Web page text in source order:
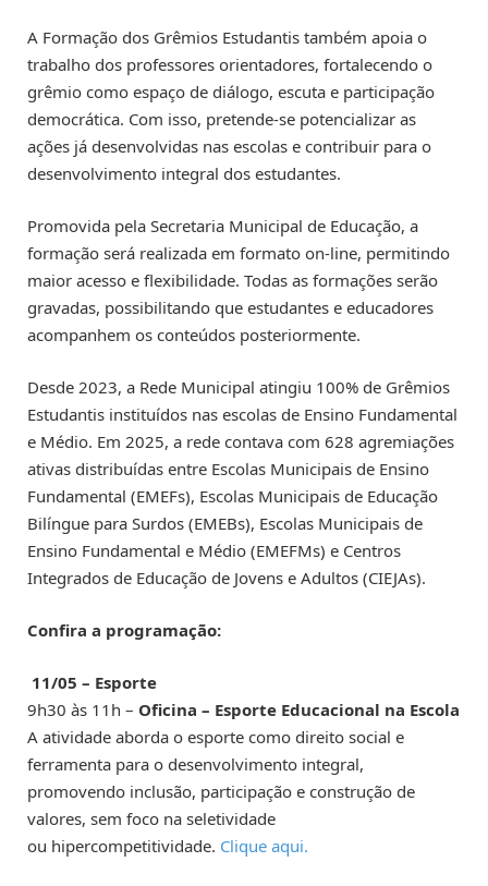
A Formação dos Grêmios Estudantis também apoia o
trabalho dos professores orientadores, fortalecendo o
grêmio como espaço de diálogo, escuta e participação
democrática. Com isso, pretende-se potencializar as
ações já desenvolvidas nas escolas e contribuir para o
desenvolvimento integral dos estudantes.
Promovida pela Secretaria Municipal de Educação, a
formação será realizada em formato on-line, permitindo
maior acesso e flexibilidade. Todas as formações serão
gravadas, possibilitando que estudantes e educadores
acompanhem os conteúdos posteriormente.
Desde 2023, a Rede Municipal atingiu 100% de Grêmios
Estudantis instituídos nas escolas de Ensino Fundamental
e Médio. Em 2025, a rede contava com 628 agremiações
ativas distribuídas entre Escolas Municipais de Ensino
Fundamental (EMEFs), Escolas Municipais de Educação
Bilíngue para Surdos (EMEBs), Escolas Municipais de
Ensino Fundamental e Médio (EMEFMs) e Centros
Integrados de Educação de Jovens e Adultos (CIEJAs).
Confira a programação:
11/05 – Esporte
9h30 às 11h – Oficina – Esporte Educacional na Escola
A atividade aborda o esporte como direito social e
ferramenta para o desenvolvimento integral,
promovendo inclusão, participação e construção de
valores, sem foco na seletividade
ou hipercompetitividade. Clique aqui.